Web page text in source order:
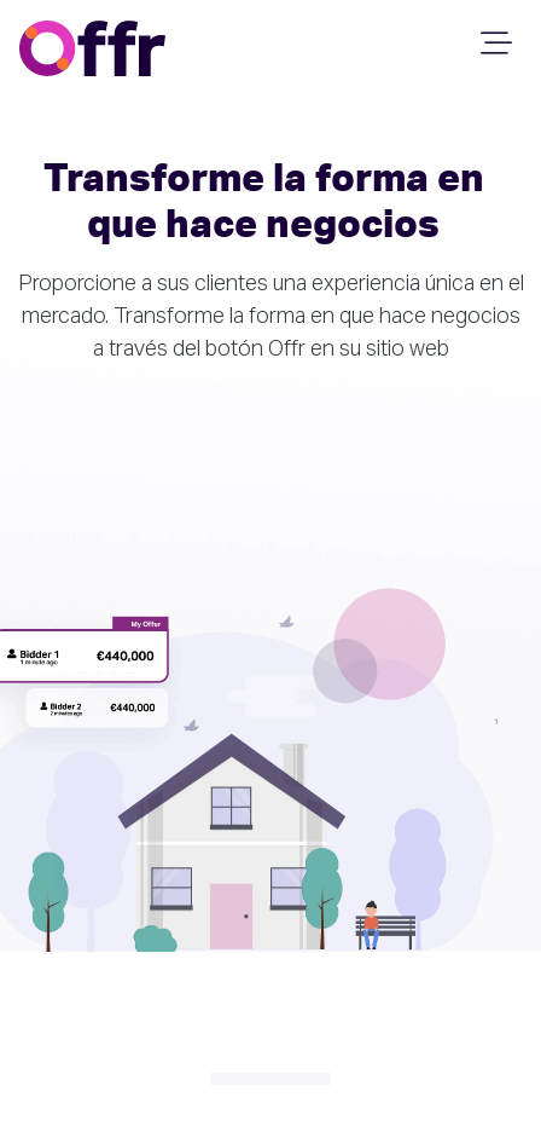
Transforme la forma en
que hace negocios
Proporcione a sus clientes una experiencia única en el
mercado. Transforme la forma en que hace negocios
a través del botón Offr en su sitio web